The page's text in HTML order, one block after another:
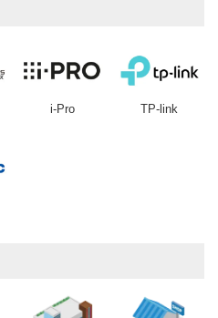
i-Pro TP-link